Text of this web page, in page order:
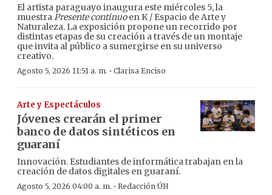
El artista paraguayo inaugura este miércoles 5, la
muestraPresente continuoen K / Espacio de Arte y
Naturaleza. La exposición propone un recorrido por
distintas etapas de su creación a través de un montaje
que invita al público a sumergirse en su universo
creativo.
Agosto 5, 2026 11:51 a. m. · Clarisa Enciso
Arte y Espectáculos
Jóvenes crearán el primer
banco de datos sintéticos en
guaraní
Innovación. Estudiantes de informática trabajan en la
creación de datos digitales en guaraní.
Agosto 5, 2026 04:00 a. m. · Redacción ÚH